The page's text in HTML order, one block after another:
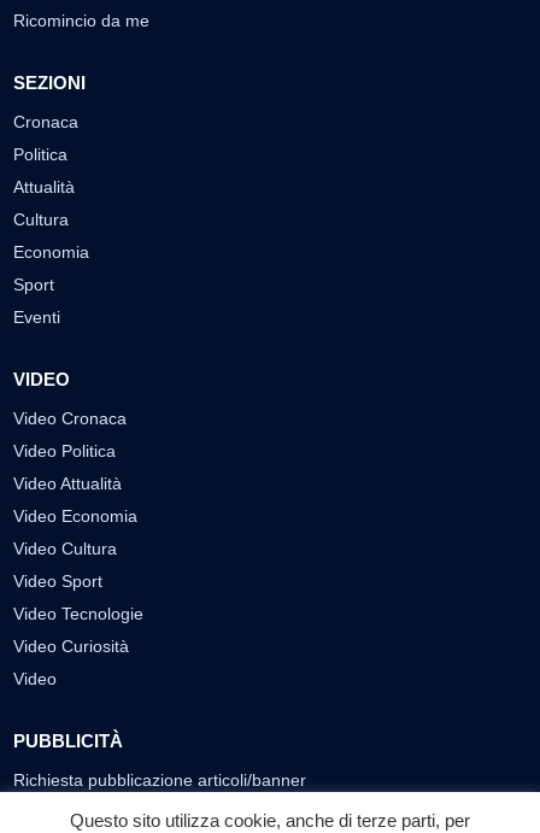
Ricomincio da me
SEZIONI
Cronaca
Politica
Attualità
Cultura
Economia
Sport
Eventi
VIDEO
Video Cronaca
Video Politica
Video Attualità
Video Economia
Video Cultura
Video Sport
Video Tecnologie
Video Curiosità
Video
PUBBLICITÀ
Richiesta pubblicazione articoli/banner
Questo sito utilizza cookie, anche di terze parti, per